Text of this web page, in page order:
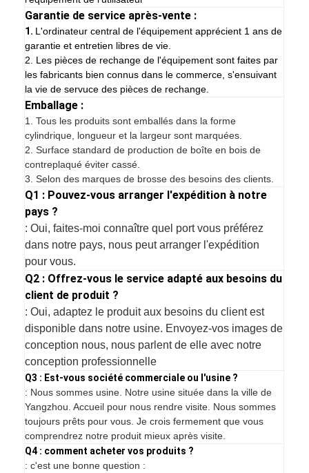
Garantie de service après-vente :
1. L'ordinateur central de l'équipement apprécient 1 ans de
garantie et entretien libres de vie.
2. Les pièces de rechange de l'équipement sont faites par
les fabricants bien connus dans le commerce, s'ensuivant
la vie de servuce des pièces de rechange.
Emballage :
1.Tous les produits sont emballés dans la forme
cylindrique, longueur et la largeur sont marquées.
2. Surface standard de production de boîte en bois de
contreplaqué éviter cassé.
3. Selon des marques de brosse des besoins des clients.
Q1 : Pouvez-vous arranger l'expédition à notre
pays ?
: Oui, faites-moi connaître quel port vous préférez
dans notre pays, nous peut arranger l'expédition
pour vous.
Q2 : Offrez-vous le service adapté aux besoins du
client de produit ?
: Oui, adaptez le produit aux besoins du client est
disponible dans notre usine. Envoyez-vos images de
conception nous, nous parlent de elle avec notre
conception professionnelle
Q3 : Est-vous société commerciale ou l'usine ?
: Nous sommes usine. Notre usine située dans la ville de
Yangzhou. Accueil pour nous rendre visite. Nous sommes
toujours prêts pour vous. Je crois fermement que vous
comprendrez notre produit mieux après visite.
Q4 : comment acheter vos produits ?
: c'est une bonne question :